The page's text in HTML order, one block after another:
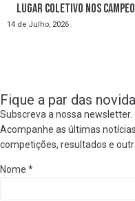
lugar coletivo nos
14 de Julho, 2026
Fique a par das
Subscreva a nossa newsletter.
Acompanhe as últimas
competições, resultados e
Nome *